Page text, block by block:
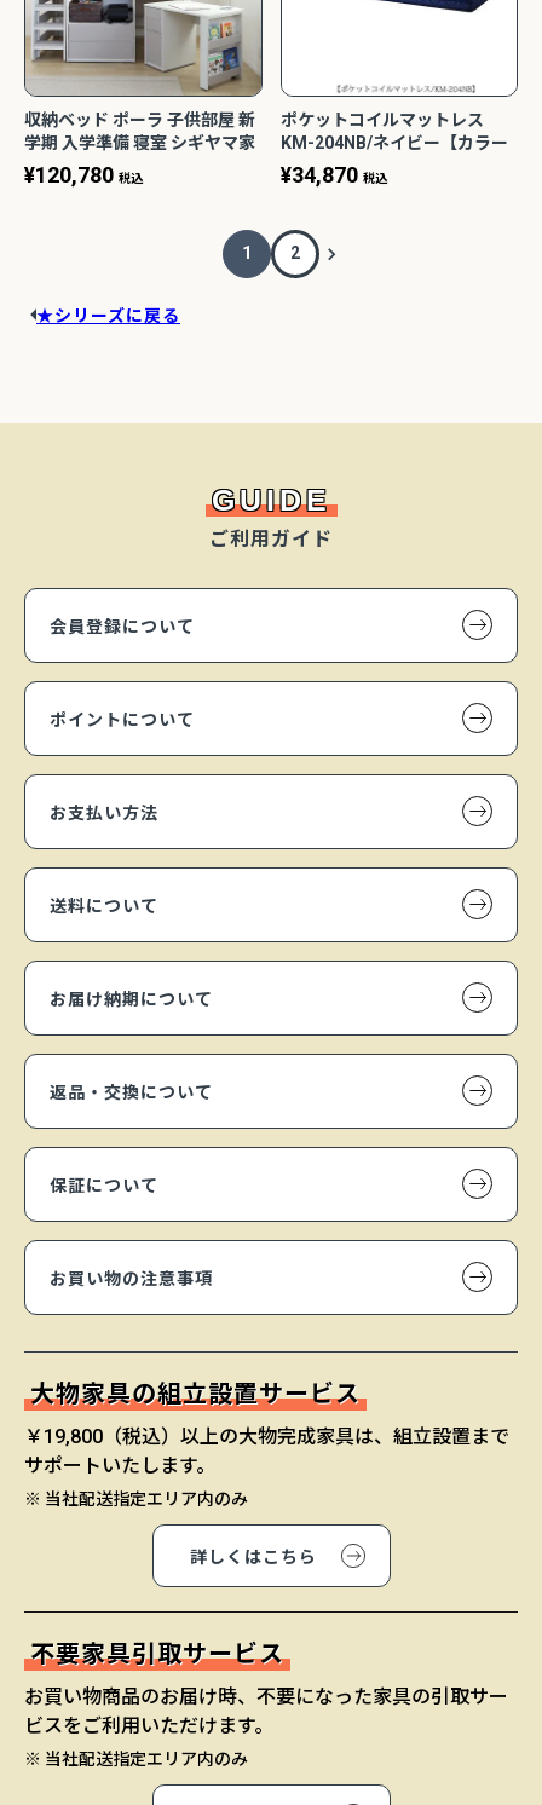
収納ベッド ポーラ 子供部屋 新
学期 入学準備 寝室 シギヤマ家
具
¥120,780 税込
ポケットコイルマットレス
KM-204NB/ネイビー【カラー
マットレス/２段ベッド用/子供
部屋/学習家具/コイズミ】
¥34,870 税込
1 2
★シリーズに戻る
GUIDE
ご利用ガイド
会員登録について
ポイントについて
お支払い方法
送料について
お届け納期について
返品・交換について
保証について
お買い物の注意事項
大物家具の組立設置サービス
￥19,800（税込）以上の大物完成家具は、組立設置まで
サポートいたします。
※ 当社配送指定エリア内のみ
詳しくはこちら
不要家具引取サービス
お買い物商品のお届け時、不要になった家具の引取サー
ビスをご利用いただけます。
※ 当社配送指定エリア内のみ